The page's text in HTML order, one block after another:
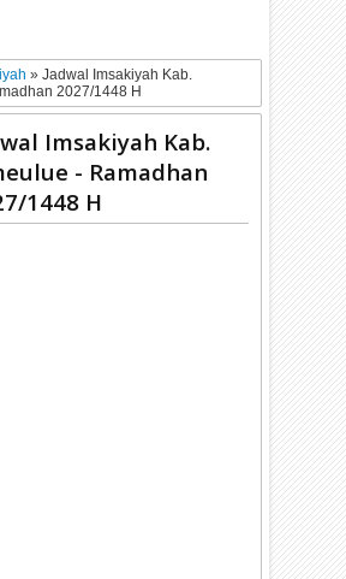
»Jadwal Imsakiyah Kab.
2027/1448 H
Imsakiyah Kab.
- Ramadhan
1448 H